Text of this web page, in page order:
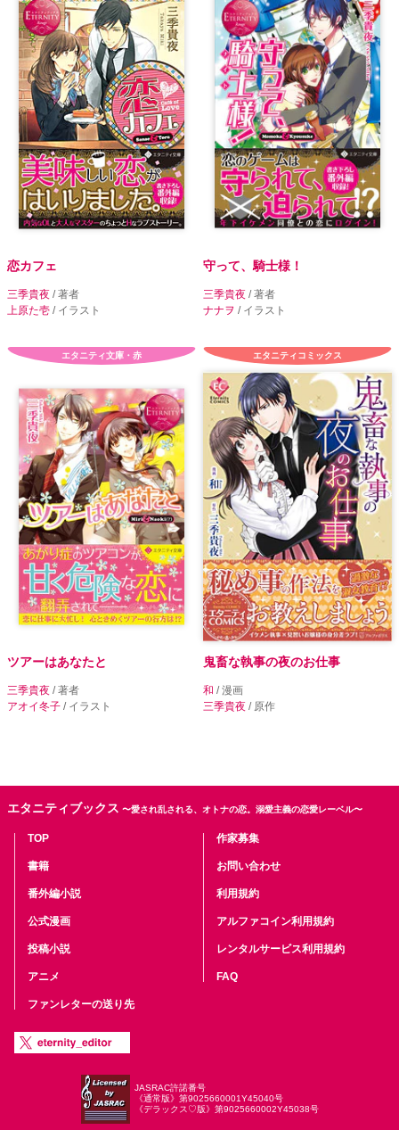
恋カフェ
三季貴夜 / 著者
上原た壱 / イラスト
守って、騎士様！
三季貴夜 / 著者
ナナヲ / イラスト
エタニティ文庫・赤
ツアーはあなたと
三季貴夜 / 著者
アオイ冬子 / イラスト
エタニティコミックス
鬼畜な執事の夜のお仕事
和 / 漫画
三季貴夜 / 原作
エタニティブックス 〜愛され乱される、オトナの恋。溺愛主義の恋愛レーベル〜
TOP
書籍
番外編小説
公式漫画
投稿小説
アニメ
ファンレターの送り先
作家募集
お問い合わせ
利用規約
アルファコイン利用規約
レンタルサービス利用規約
FAQ
JASRAC許諾番号
《通常版》第9025660001Y45040号
《デラックス♡版》第9025660002Y45038号